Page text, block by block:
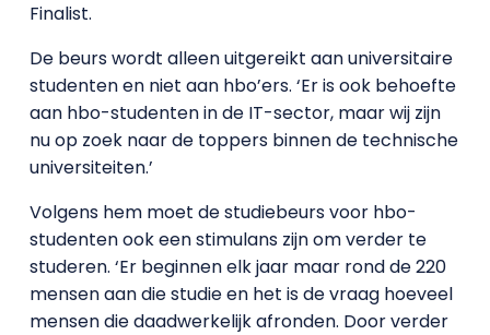
Finalist.
De beurs wordt alleen uitgereikt aan universitaire
studenten en niet aan hbo’ers. ‘Er is ook behoefte
aan hbo-studenten in de IT-sector, maar wij zijn
nu op zoek naar de toppers binnen de technische
universiteiten.’
Volgens hem moet de studiebeurs voor hbo-
studenten ook een stimulans zijn om verder te
studeren. ‘Er beginnen elk jaar maar rond de 220
mensen aan die studie en het is de vraag hoeveel
mensen die daadwerkelijk afronden. Door verder